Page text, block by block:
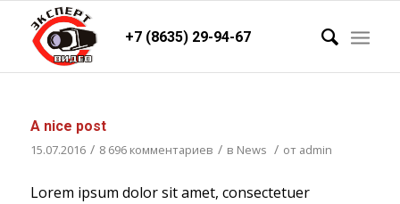
+7 (8635) 29-94-67
A nice post
15.07.2016 / 8 696 комментариев / в News / от admin
Lorem ipsum dolor sit amet, consectetuer